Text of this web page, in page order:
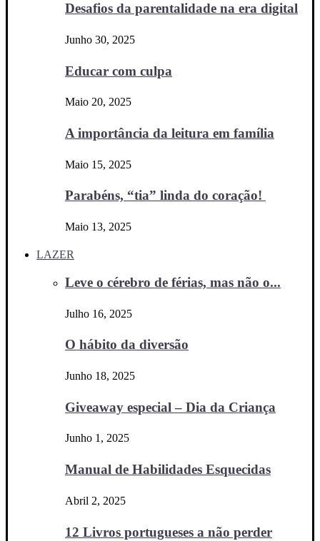
Desafios da parentalidade na era digital
Junho 30, 2025
Educar com culpa
Maio 20, 2025
A importância da leitura em família
Maio 15, 2025
Parabéns, “tia” linda do coração!
Maio 13, 2025
LAZER
Leve o cérebro de férias, mas não o...
Julho 16, 2025
O hábito da diversão
Junho 18, 2025
Giveaway especial – Dia da Criança
Junho 1, 2025
Manual de Habilidades Esquecidas
Abril 2, 2025
12 Livros portugueses a não perder